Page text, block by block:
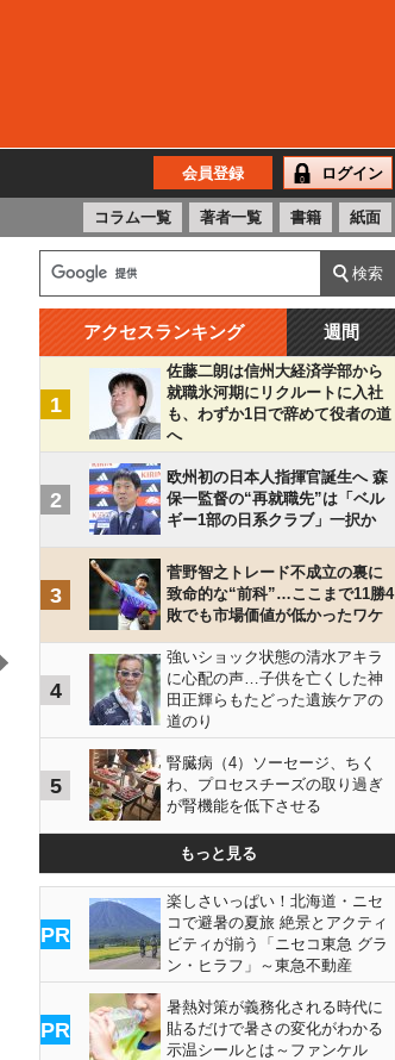
会員登録 ログイン
コラム一覧 著者一覧 書籍 紙面
アクセスランキング 週間
1
佐藤二朗は信州大経済学部から
就職氷河期にリクルートに入社
も、わずか1日で辞めて役者の道
へ
2
欧州初の日本人指揮官誕生へ 森
保一監督の“再就職先”は「ベル
ギー1部の日系クラブ」一択か
3
菅野智之トレード不成立の裏に
致命的な“前科”…ここまで11勝4
敗でも市場価値が低かったワケ
4
強いショック状態の清水アキラ
に心配の声…子供を亡くした神
田正輝らもたどった遺族ケアの
道のり
5
腎臓病（4）ソーセージ、ちく
わ、プロセスチーズの取り過ぎ
が腎機能を低下させる
もっと見る
PR
楽しさいっぱい！北海道・ニセ
コで避暑の夏旅 絶景とアクティ
ビティが揃う「ニセコ東急 グラ
ン・ヒラフ」～東急不動産
PR
暑熱対策が義務化される時代に
貼るだけで暑さの変化がわかる
示温シールとは～ファンケル